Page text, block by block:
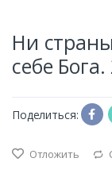
Ни
себе
Поделиться:
Отложить